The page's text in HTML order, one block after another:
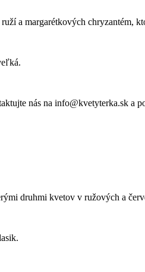
a margarétkových chryzantém,
nás na info@kvetyterka.sk a
druhmi kvetov v ružových a